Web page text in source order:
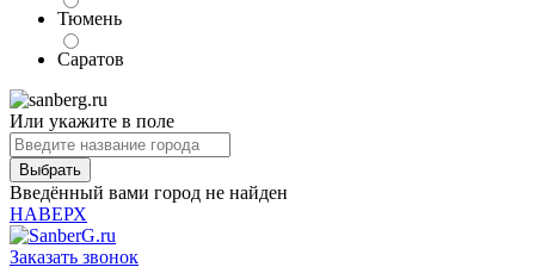
Тюмень
Саратов
Или укажите в поле
Введённый вами город не найден
НАВЕРХ
Заказать звонок